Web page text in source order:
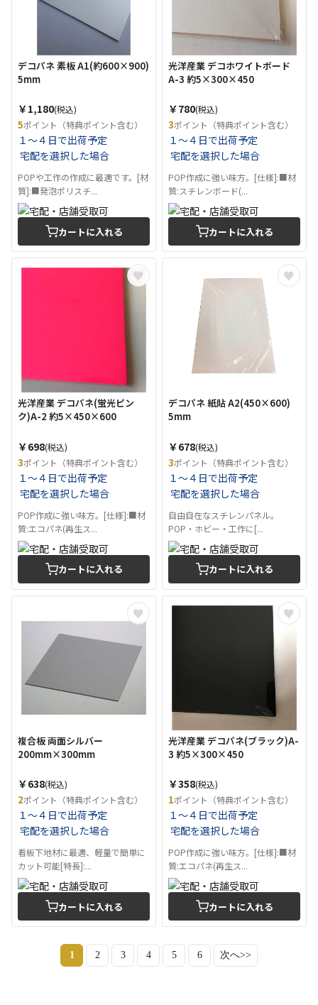
デコパネ 素板 A1(約600×900)
5mm
￥1,180(税込)
5ポイント（特典ポイント含む）
１～４日で出荷予定
宅配を選択した場合
POPや工作の作成に最適です。[材
質]:■発泡ポリスチ...
カートに入れる
光洋産業 デコホワイトボード
A-3 約5×300×450
￥780(税込)
3ポイント（特典ポイント含む）
１～４日で出荷予定
宅配を選択した場合
POP作成に強い味方。[仕様]:■材
質:スチレンボード(...
カートに入れる
光洋産業 デコパネ(蛍光ピン
ク)A-2 約5×450×600
￥698(税込)
3ポイント（特典ポイント含む）
１～４日で出荷予定
宅配を選択した場合
POP作成に強い味方。[仕様]:■材
質:エコパネ(再生ス...
カートに入れる
デコパネ 紙貼 A2(450×600)
5mm
￥678(税込)
3ポイント（特典ポイント含む）
１～４日で出荷予定
宅配を選択した場合
自由自在なスチレンパネル。
POP・ホビー・工作に[...
カートに入れる
複合板 両面シルバー
200mm×300mm
￥638(税込)
2ポイント（特典ポイント含む）
１～４日で出荷予定
宅配を選択した場合
看板下地材に最適、軽量で簡単に
カット可能[特長]:...
カートに入れる
光洋産業 デコパネ(ブラック)A-
3 約5×300×450
￥358(税込)
1ポイント（特典ポイント含む）
１～４日で出荷予定
宅配を選択した場合
POP作成に強い味方。[仕様]:■材
質:エコパネ(再生ス...
カートに入れる
1 2 3 4 5 6 次へ>>